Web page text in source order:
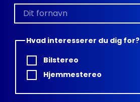
Hvad interesserer du dig for?
Bilstereo
Hjemmestereo